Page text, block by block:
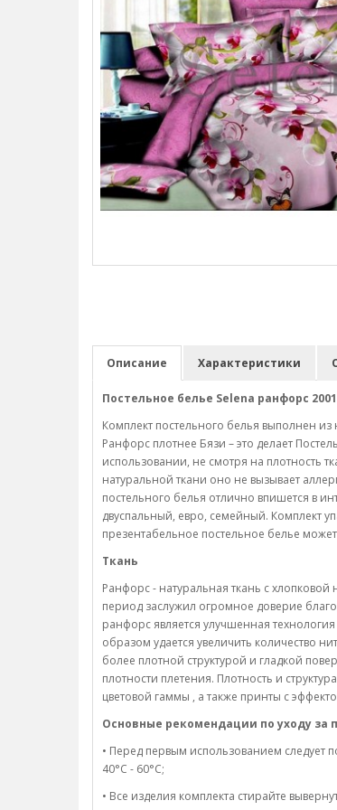
Описание Характеристики
Постельное белье Selena ранфорс
Комплект постельного белья выполнен
Ранфорс плотнее Бязи – это делает
использовании, не смотря на плотность
натуральной ткани оно не вызывает
постельного белья отлично впишется в
двуспальный, евро, семейный. Комплект
презентабельное постельное белье
Ткань
Ранфорс - натуральная ткань с
период заслужил огромное доверие
ранфорс является улучшенная
образом удается увеличить количество
более плотной структурой и гладкой
плотности плетения. Плотность и
цветовой гаммы , а также принты с
Основные рекомендации по уходу за
• Перед первым использованием следует
40°C - 60°C;
• Все изделия комплекта стирайте